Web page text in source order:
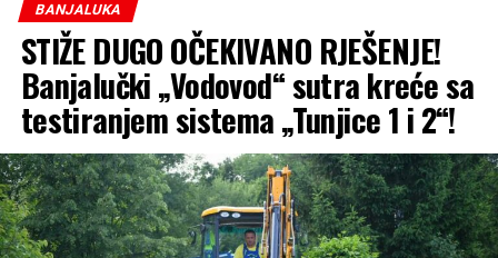
BANJALUKA
STIŽE DUGO OČEKIVANO RJEŠENJE!
Banjalučki „Vodovod“ sutra kreće sa
testiranjem sistema „Tunjice 1 i 2“!